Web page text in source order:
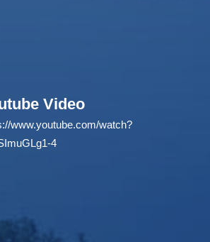
Video
www.youtube.com/watch?
4